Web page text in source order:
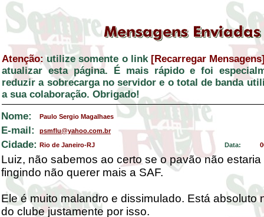
Atenção: utilize somente o link [Recarregar
atualizar esta página. É mais rápido e foi
reduzir a sobrecarga no servidor e o total de banda
a sua colaboração. Obrigado!
Nome:
Paulo Sergio Magalhaes
E-mail: psmflu@yahoo.com.br
Cidade: Rio de Janeiro-RJ Data:
Luiz, não sabemos ao certo se o pavão não
fingindo não querer mais a SAF.
Ele é muito malandro e dissimulado. Está absoluto
do clube justamente por isso.